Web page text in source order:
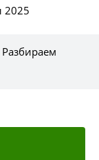
2025